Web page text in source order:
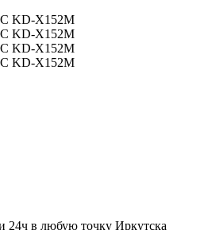
24ч в любую точку Иркутска